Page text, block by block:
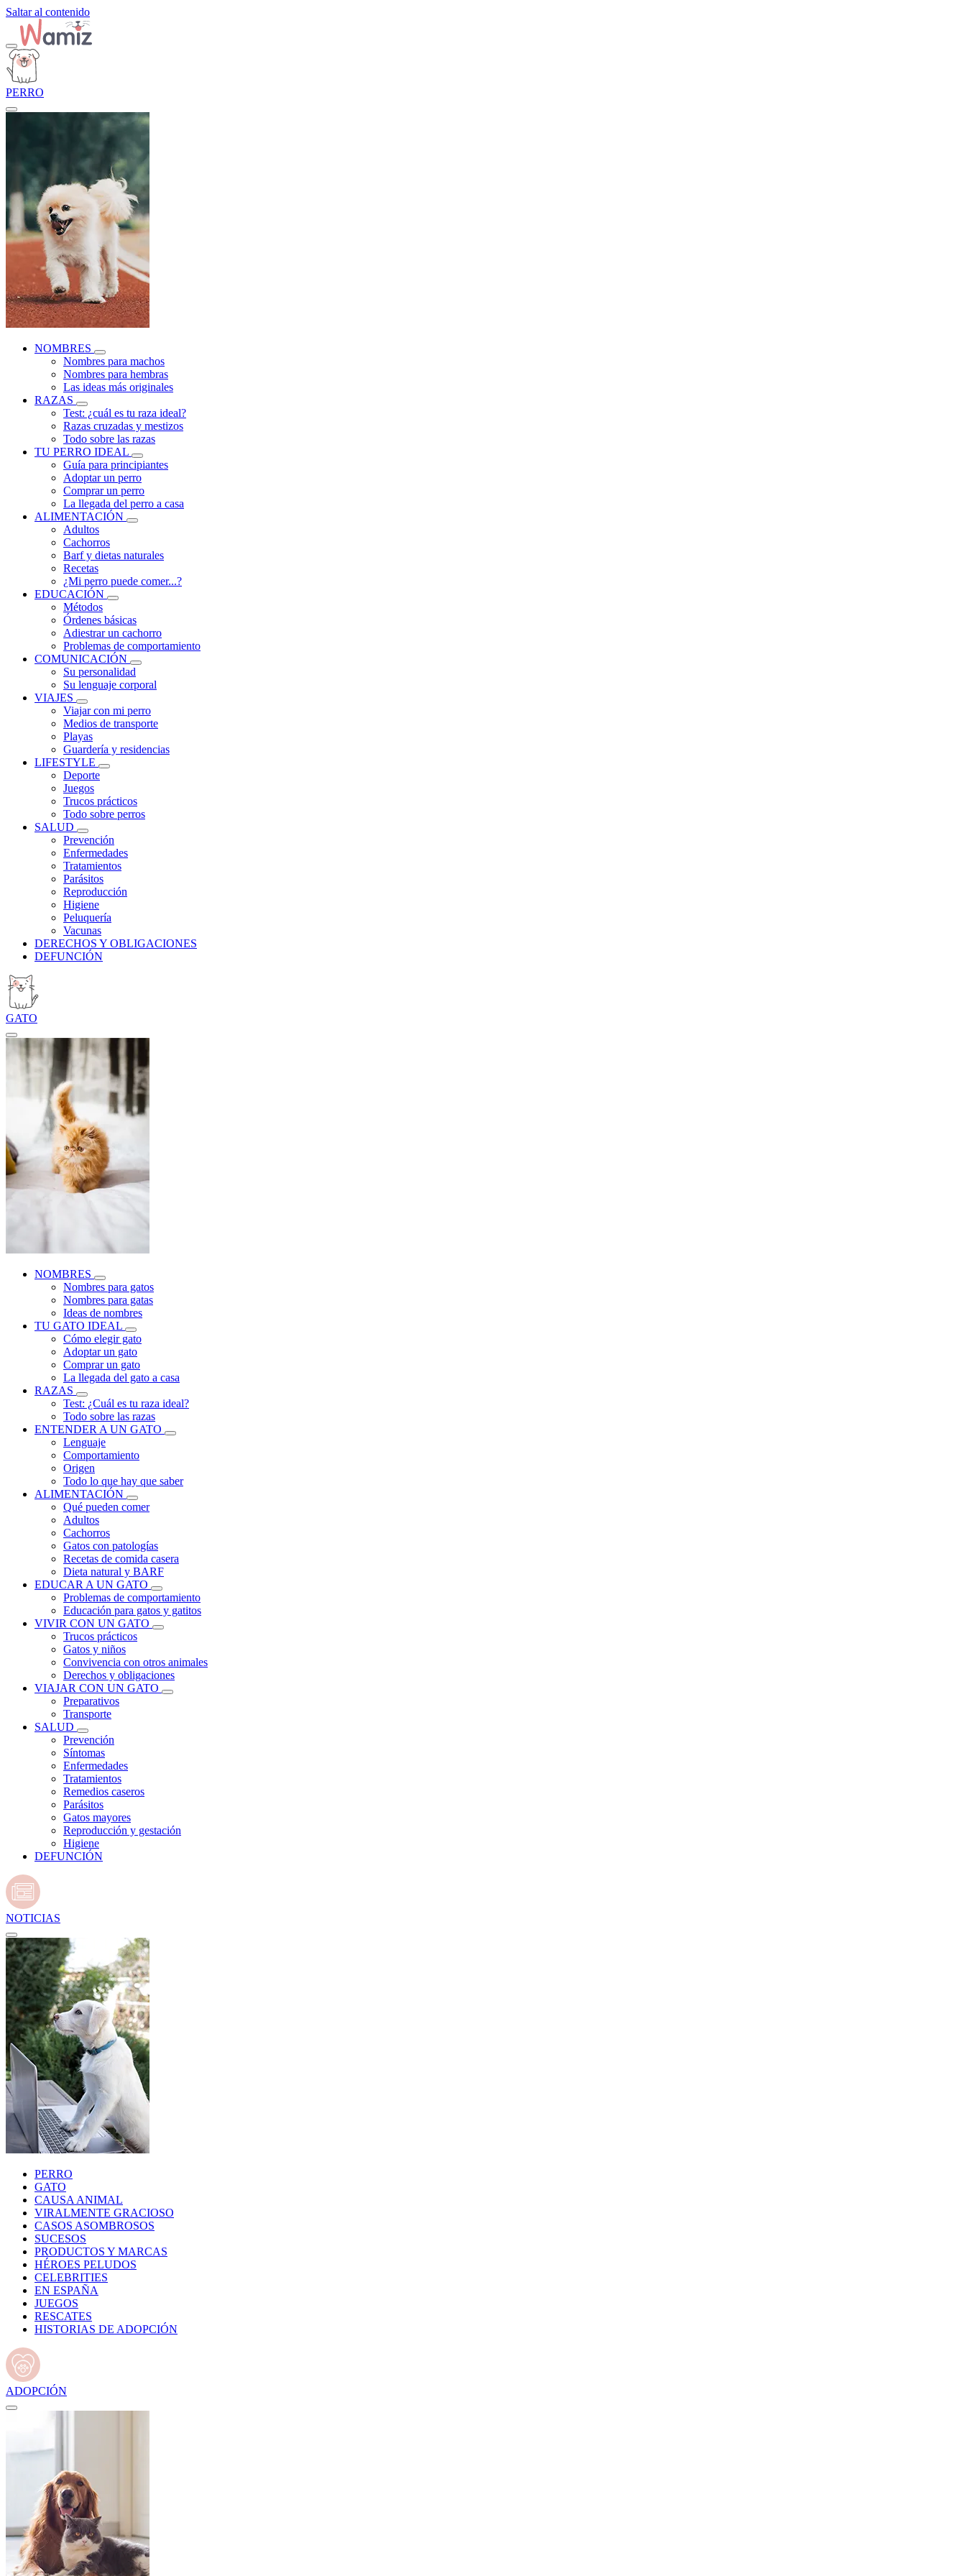
Saltar al contenido
PERRO
NOMBRES
Nombres para machos
Nombres para hembras
Las ideas más originales
RAZAS
Test: ¿cuál es tu raza ideal?
Razas cruzadas y mestizos
Todo sobre las razas
TU PERRO IDEAL
Guía para principiantes
Adoptar un perro
Comprar un perro
La llegada del perro a casa
ALIMENTACIÓN
Adultos
Cachorros
Barf y dietas naturales
Recetas
¿Mi perro puede comer...?
EDUCACIÓN
Métodos
Órdenes básicas
Adiestrar un cachorro
Problemas de comportamiento
COMUNICACIÓN
Su personalidad
Su lenguaje corporal
VIAJES
Viajar con mi perro
Medios de transporte
Playas
Guardería y residencias
LIFESTYLE
Deporte
Juegos
Trucos prácticos
Todo sobre perros
SALUD
Prevención
Enfermedades
Tratamientos
Parásitos
Reproducción
Higiene
Peluquería
Vacunas
DERECHOS Y OBLIGACIONES
DEFUNCIÓN
GATO
NOMBRES
Nombres para gatos
Nombres para gatas
Ideas de nombres
TU GATO IDEAL
Cómo elegir gato
Adoptar un gato
Comprar un gato
La llegada del gato a casa
RAZAS
Test: ¿Cuál es tu raza ideal?
Todo sobre las razas
ENTENDER A UN GATO
Lenguaje
Comportamiento
Origen
Todo lo que hay que saber
ALIMENTACIÓN
Qué pueden comer
Adultos
Cachorros
Gatos con patologías
Recetas de comida casera
Dieta natural y BARF
EDUCAR A UN GATO
Problemas de comportamiento
Educación para gatos y gatitos
VIVIR CON UN GATO
Trucos prácticos
Gatos y niños
Convivencia con otros animales
Derechos y obligaciones
VIAJAR CON UN GATO
Preparativos
Transporte
SALUD
Prevención
Síntomas
Enfermedades
Tratamientos
Remedios caseros
Parásitos
Gatos mayores
Reproducción y gestación
Higiene
DEFUNCIÓN
NOTICIAS
PERRO
GATO
CAUSA ANIMAL
VIRALMENTE GRACIOSO
CASOS ASOMBROSOS
SUCESOS
PRODUCTOS Y MARCAS
HÉROES PELUDOS
CELEBRITIES
EN ESPAÑA
JUEGOS
RESCATES
HISTORIAS DE ADOPCIÓN
ADOPCIÓN